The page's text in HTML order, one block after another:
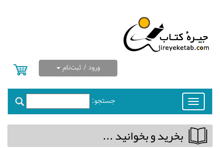
ورود / ثبت‌نام
جستجو:
Toggle
navigation
بخريد و بخوانيد ...